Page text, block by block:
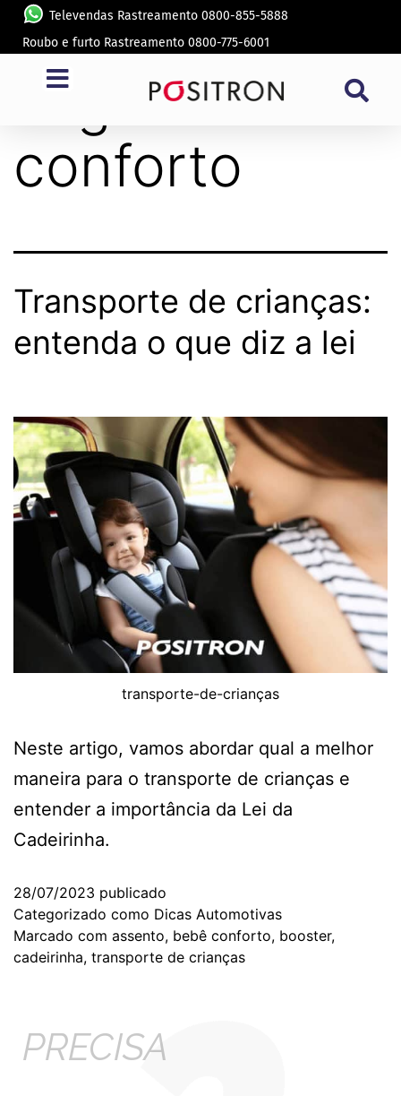
Televendas Rastreamento 0800-855-5888
Roubo e furto Rastreamento 0800-775-6001
Tag:
bebê
conforto
Transporte de crianças:
entenda o que diz a lei
transporte-de-crianças
Neste artigo, vamos abordar qual a melhor
maneira para o transporte de crianças e
entender a importância da Lei da
Cadeirinha.
28/07/2023 publicado
Categorizado como Dicas Automotivas
Marcado com assento, bebê conforto, booster,
cadeirinha, transporte de crianças
PRECISA